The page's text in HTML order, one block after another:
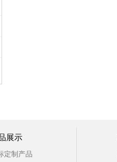
展示
定制产品